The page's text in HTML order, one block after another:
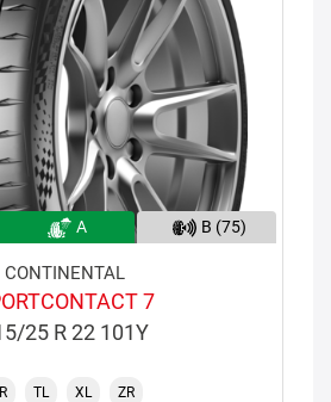
A B (75)
CONTINENTAL
7
25 R 22 101Y
TL XL ZR